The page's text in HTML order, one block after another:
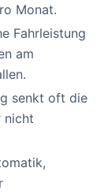
Monat.
Fahrleistung
am
senkt oft die
nicht